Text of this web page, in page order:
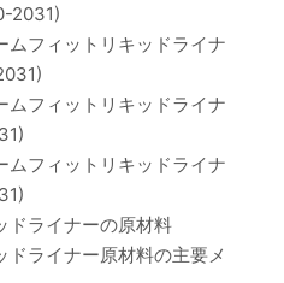
2031)
ムフィットリキッドライナ
ムフィットリキッドライナ
ムフィットリキッドライナ
ドライナーの原材料
ドライナー原材料の主要メ